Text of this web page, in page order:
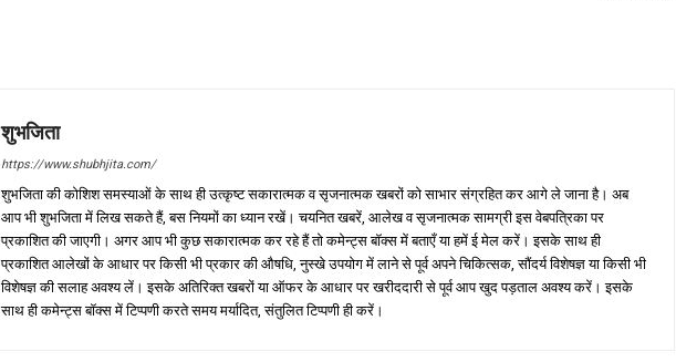
शुभजिता
https://www.shubhjita.com/
शुभजिता की कोशिश समस्याओं के साथ ही उत्कृष्ट सकारात्मक व सृजनात्मक खबरों को साभार संग्रहित कर आगे ले जाना है। अब
आप भी शुभजिता में लिख सकते हैं, बस नियमों का ध्यान रखें। चयनित खबरें, आलेख व सृजनात्मक सामग्री इस वेबपत्रिका पर
प्रकाशित की जाएगी। अगर आप भी कुछ सकारात्मक कर रहे हैं तो कमेन्ट्स बॉक्स में बताएँ या हमें ई मेल करें। इसके साथ ही
प्रकाशित आलेखों के आधार पर किसी भी प्रकार की औषधि, नुस्खे उपयोग में लाने से पूर्व अपने चिकित्सक, सौंदर्य विशेषज्ञ या किसी भी
विशेषज्ञ की सलाह अवश्य लें। इसके अतिरिक्त खबरों या ऑफर के आधार पर खरीददारी से पूर्व आप खुद पड़ताल अवश्य करें। इसके
साथ ही कमेन्ट्स बॉक्स में टिप्पणी करते समय मर्यादित, संतुलित टिप्पणी ही करें।